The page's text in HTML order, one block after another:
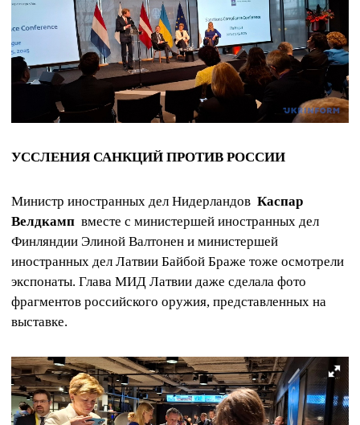
УССЛЕНИЯ САНКЦИЙ ПРОТИВ РОССИИ
Министр иностранных дел Нидерландов Каспар
Велдкамп вместе с министершей иностранных дел
Финляндии Элиной Валтонен и министершей
иностранных дел Латвии Байбой Браже тоже осмотрели
экспонаты. Глава МИД Латвии даже сделала фото
фрагментов российского оружия, представленных на
выставке.